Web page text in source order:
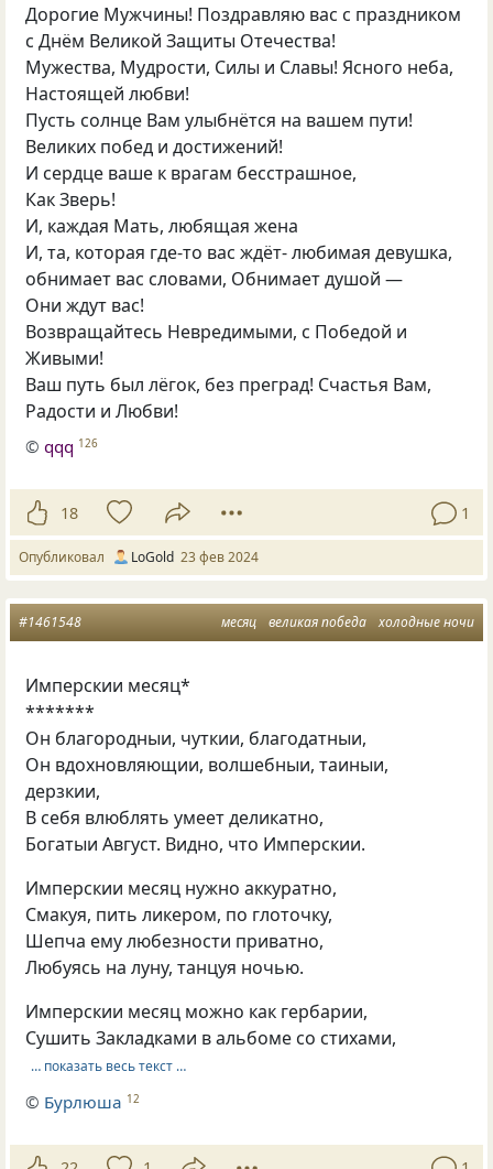
Дорогие Мужчины! Поздравляю вас с праздником
с Днём Великой Защиты Отечества!
Мужества, Мудрости, Силы и Славы! Ясного неба,
Настоящей любви!
Пусть солнце Вам улыбнётся на вашем пути!
Великих побед и достижений!
И сердце ваше к врагам бесстрашное,
Как Зверь!
И, каждая Мать, любящая жена
И, та, которая где-то вас ждёт- любимая девушка,
обнимает вас словами, Обнимает душой —
Они ждут вас!
Возвращайтесь Невредимыми, с Победой и
Живыми!
Ваш путь был лёгок, без преград! Счастья Вам,
Радости и Любви!
©qqq 126
18 1
Опубликовал LoGold 23 фев 2024
месяц великая победа холодные ночи
#1461548
Имперскии месяц*
*******
Он благородныи, чуткии, благодатныи,
Он вдохновляющии, волшебныи, таиныи,
дерзкии,
В себя влюблять умеет деликатно,
Богатыи Август. Видно, что Имперскии.
Имперскии месяц нужно аккуратно,
Смакуя, пить ликером, по глоточку,
Шепча ему любезности приватно,
Любуясь на луну, танцуя ночью.
Имперскии месяц можно как гербарии,
Сушить Закладками в альбоме со стихами,
… показать весь текст …
© Бурлюша 12